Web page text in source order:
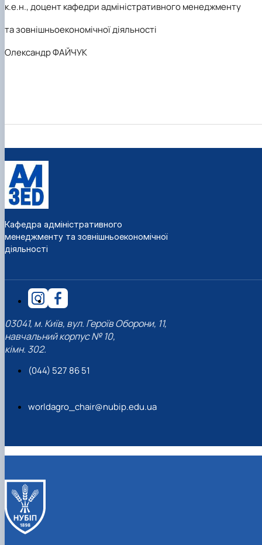
к.е.н., доценткафедри адміністративного менеджменту
та зовнішньоекономічної діяльності
Олександр ФАЙЧУК
Кафедра адміністративного
менеджменту та зовнішньоекономічної
діяльності
03041, м. Київ, вул. Героїв Оборони, 11,
навчальний корпус № 10,
кімн. 302.
(044) 527 86 51
worldagro_chair@nubip.edu.ua